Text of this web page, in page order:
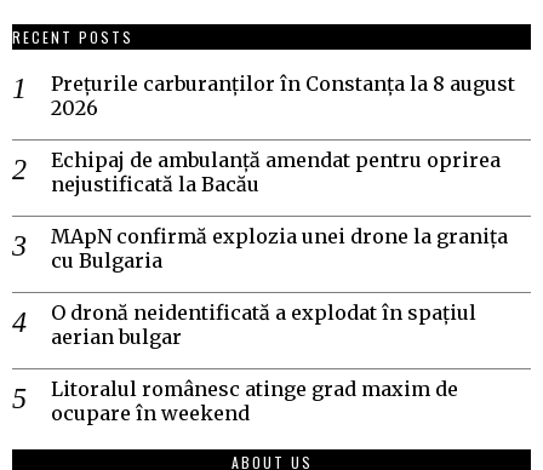
RECENT POSTS
Prețurile carburanților în Constanța la 8 august
2026
Echipaj de ambulanță amendat pentru oprirea
nejustificată la Bacău
MApN confirmă explozia unei drone la granița
cu Bulgaria
O dronă neidentificată a explodat în spațiul
aerian bulgar
Litoralul românesc atinge grad maxim de
ocupare în weekend
ABOUT US